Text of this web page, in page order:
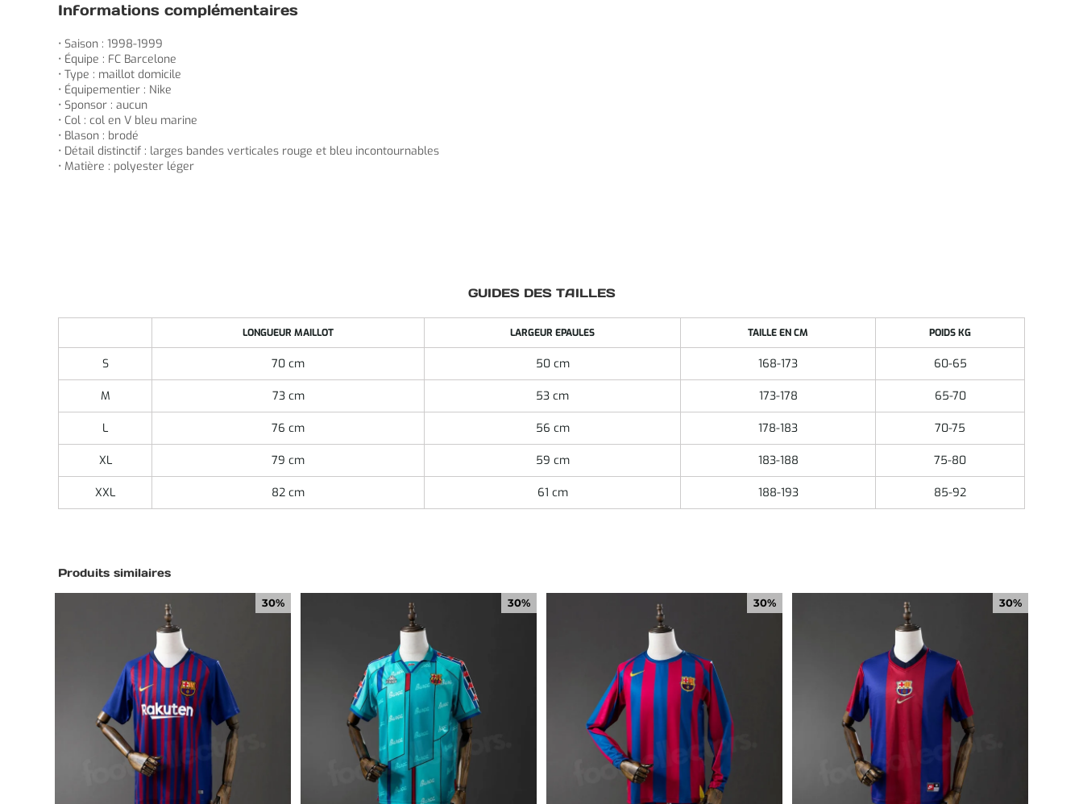
Informations complémentaires
• Saison : 1998-1999
• Équipe : FC Barcelone
• Type : maillot domicile
• Équipementier : Nike
• Sponsor : aucun
• Col : col en V bleu marine
• Blason : brodé
• Détail distinctif : larges bandes verticales rouge et bleu incontournables
• Matière : polyester léger
GUIDES DES TAILLES
LONGUEUR MAILLOT LARGEUR EPAULES TAILLE EN CM POIDS KG
S 70 cm 50 cm 168-173 60-65
M 73 cm 53 cm 173-178 65-70
L 76 cm 56 cm 178-183 70-75
XL 79 cm 59 cm 183-188 75-80
XXL 82 cm 61 cm 188-193 85-92
Produits similaires
30% 30% 30% 30%